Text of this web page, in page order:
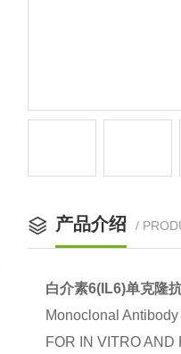
产品介绍 /
白介素6(IL6)单克隆
Monoclonal
FOR IN VITRO